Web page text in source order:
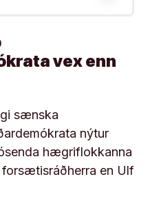
vex enn
sænska
nýtur
hægriflokkanna
en Ulf